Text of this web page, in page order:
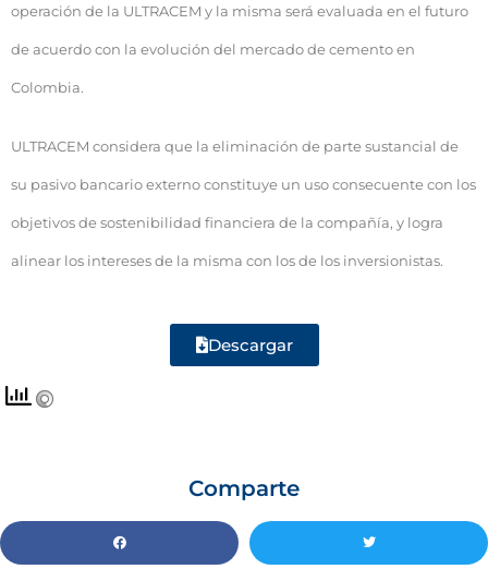
operación de la ULTRACEM y la misma será evaluada en el futuro
de acuerdo con la evolución del mercado de cemento en
Colombia.
ULTRACEM considera que la eliminación de parte sustancial de
su pasivo bancario externo constituye un uso consecuente con los
objetivos de sostenibilidad financiera de la compañía, y logra
alinear los intereses de la misma con los de los inversionistas.
Descargar
Comparte